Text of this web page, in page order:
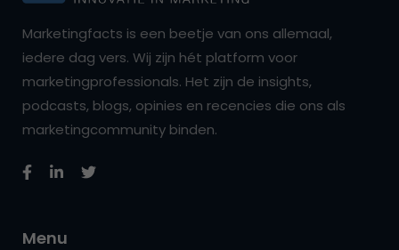
Marketingfacts is een beetje van ons allemaal,
iedere dag vers. Wij zijn hét platform voor
marketingprofessionals. Het zijn de insights,
podcasts, blogs, opinies en recencies die ons als
marketingcommunity binden.
Menu